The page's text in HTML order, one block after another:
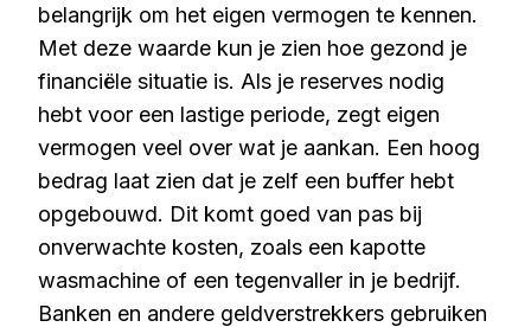
belangrijk om het eigen vermogen te kennen.
Met deze waarde kun je zien hoe gezond je
financiële situatie is. Als je reserves nodig
hebt voor een lastige periode, zegt eigen
vermogen veel over wat je aankan. Een hoog
bedrag laat zien dat je zelf een buffer hebt
opgebouwd. Dit komt goed van pas bij
onverwachte kosten, zoals een kapotte
wasmachine of een tegenvaller in je bedrijf.
Banken en andere geldverstrekkers gebruiken